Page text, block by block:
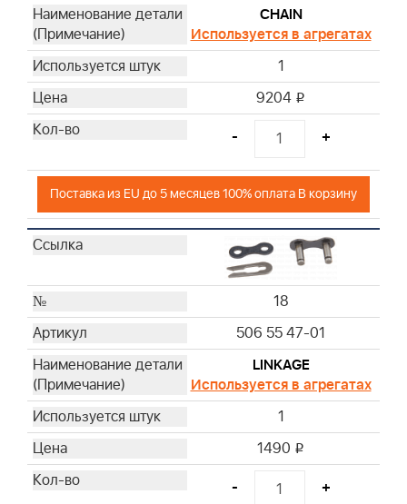
CHAIN
Используется в агрегатах
1
9204 i
- +
Поставка из EU до 5 месяцев 100% оплата В корзину
18
506 55 47-01
LINKAGE
Используется в агрегатах
1
1490 i
- +